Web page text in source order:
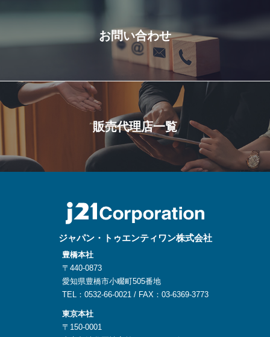
お問い合わせ
販売代理店一覧
ジャパン・トゥエンティワン株式会社
豊橋本社
〒440-0873
愛知県豊橋市小畷町505番地
TEL：0532-66-0021 / FAX：03-6369-3773
東京本社
〒150-0001